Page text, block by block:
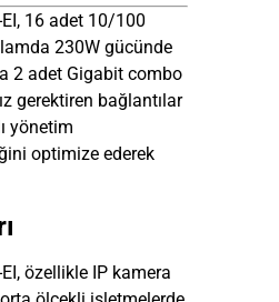
EI, 16 adet 10/100
230W gücünde
2 adet Gigabit combo
gerektiren bağlantılar
yönetim
optimize ederek
özellikle IP kamera